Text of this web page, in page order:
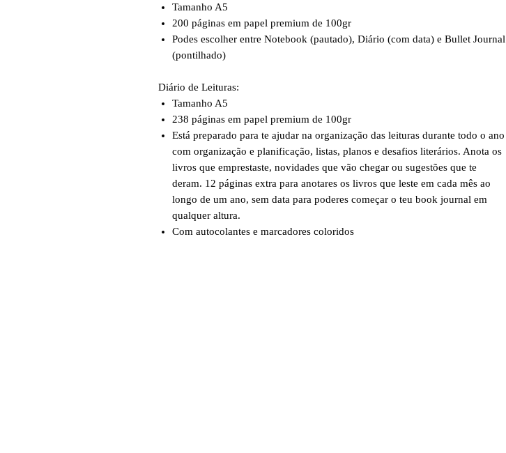
Tamanho A5
200 páginas em papel premium de 100gr
Podes escolher entre Notebook (pautado), Diário (com data) e Bullet Journal
(pontilhado)
Diário de Leituras:
Tamanho A5
238 páginas em papel premium de 100gr
Está preparado para te ajudar na organização das leituras durante todo o ano
com organização e planificação, listas, planos e desafios literários. Anota os
livros que emprestaste, novidades que vão chegar ou sugestões que te
deram. 12 páginas extra para anotares os livros que leste em cada mês ao
longo de um ano, sem data para poderes começar o teu book journal em
qualquer altura.
Com autocolantes e marcadores coloridos